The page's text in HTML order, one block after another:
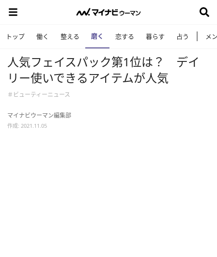
トップ 働く 整える 磨く 恋する 暮らす 占う メ
人気フェイスパック第1位は？ デイ
リー使いできるアイテムが人気
＃ビューティーニュース
マイナビウーマン編集部
作成: 2021.11.05